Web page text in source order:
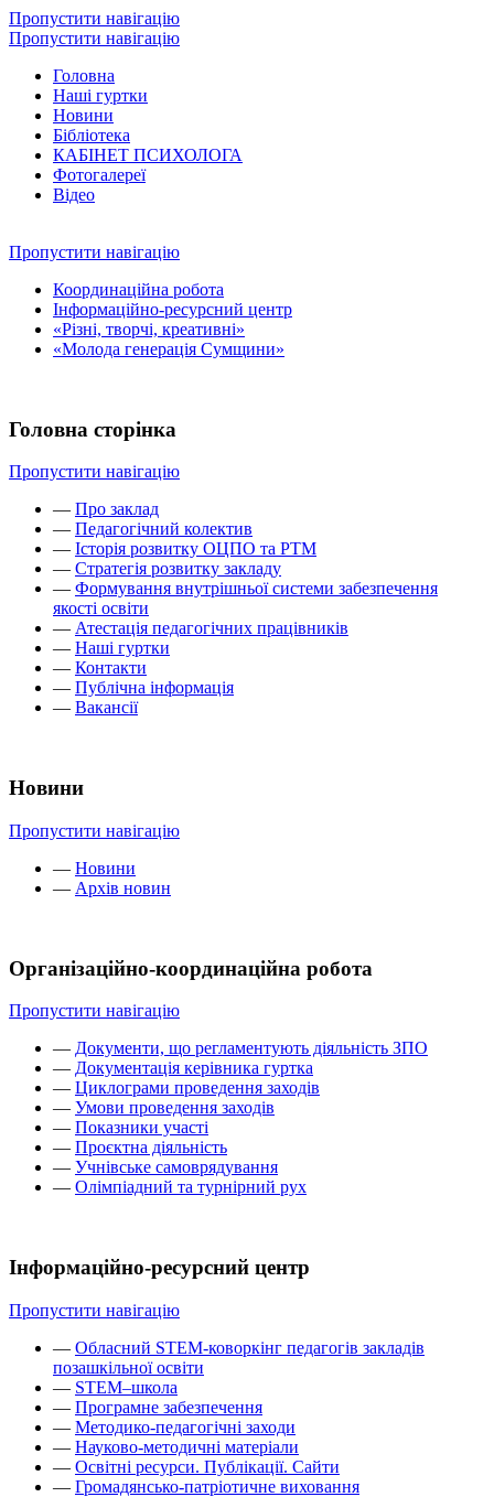
Пропустити навігацію
Пропустити навігацію
Головна
Наші гуртки
Новини
Бібліотека
КАБІНЕТ ПСИХОЛОГА
Фотогалереї
Відео
Пропустити навігацію
Координаційна робота
Інформаційно-ресурсний центр
«Різні, творчі, креативні»
«Молода генерація Сумщини»
Головна сторінка
Пропустити навігацію
— Про заклад
— Педагогічний колектив
— Історія розвитку ОЦПО та РТМ
— Стратегія розвитку закладу
— Формування внутрішньої системи забезпечення
якості освіти
— Атестація педагогічних працівників
— Наші гуртки
— Контакти
— Публічна інформація
— Вакансії
Новини
Пропустити навігацію
— Новини
— Архів новин
Організаційно-координаційна робота
Пропустити навігацію
— Документи, що регламентують діяльність ЗПО
— Документація керівника гуртка
— Циклограми проведення заходів
— Умови проведення заходів
— Показники участі
— Проєктна діяльність
— Учнівське самоврядування
— Олімпіадний та турнірний рух
Інформаційно-ресурсний центр
Пропустити навігацію
— Обласний STEM-коворкінг педагогів закладів
позашкільної освіти
— STEM–школа
— Програмне забезпечення
— Методико-педагогічні заходи
— Науково-методичні матеріали
— Освітні ресурси. Публікації. Сайти
— Громадянсько-патріотичне виховання